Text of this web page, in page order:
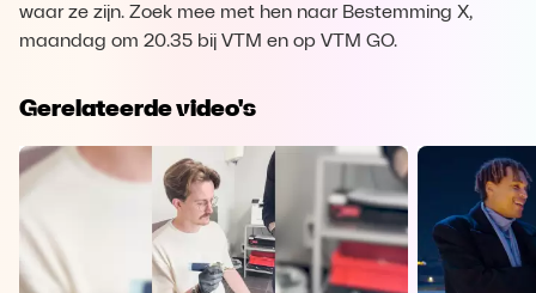
waar ze zijn. Zoek mee met hen naar Bestemming X,
maandag om 20.35 bij VTM en op VTM GO.
Gerelateerde video's